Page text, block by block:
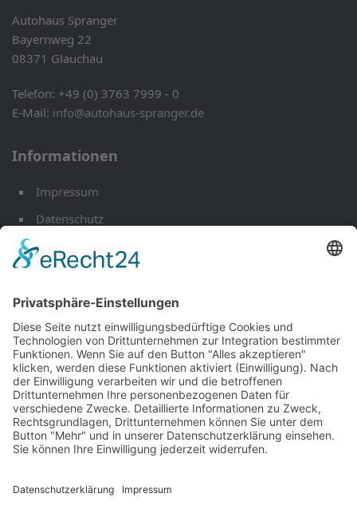
Autohaus Spranger
Bayernweg 22
08371 Glauchau
Telefon: +49 (0) 3763 7999 - 0
E-Mail: info@autohaus-spranger.de
Informationen
Impressum
Datenschutz
Öffnungszeiten
Kontakt
Werkstatt-Termin
Ihr Mobilitäts Partner
Fahrzeuge
EU Fahrzeuge
Andere Marken
Aktuelles